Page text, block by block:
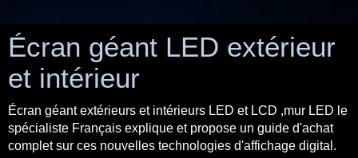
Écran géant LED extérieur
et intérieur
Écran géant extérieurs et intérieurs LED et LCD ,mur LED le
spécialiste Français explique et propose un guide d'achat
complet sur ces nouvelles technologies d'affichage digital.